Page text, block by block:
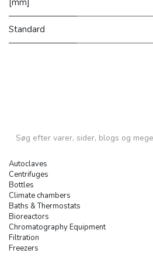
[mm]
Standard
Autoclaves
Centrifuges
Bottles
Climate chambers
Baths & Thermostats
Bioreactors
Chromatography Equipment
Filtration
Freezers